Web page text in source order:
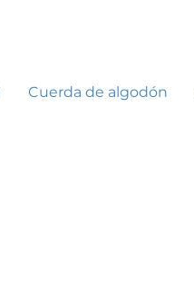
Cuerda de algodón